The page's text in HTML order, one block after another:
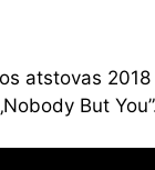
atstovas
But